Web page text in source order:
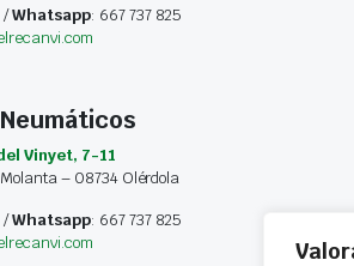
/Whatsapp: 667 737 825
Vinyet, 7-11
– 08734 Olérdola
/Whatsapp: 667 737 825